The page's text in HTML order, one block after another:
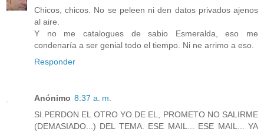
Chicos, chicos. No se peleen ni den datos privados ajenos
al aire.
Y no me catalogues de sabio Esmeralda, eso me
condenaría a ser genial todo el tiempo. Ni ne arrimo a eso.
Responder
Anónimo 8:37 a. m.
SI.PERDON EL OTRO YO DE EL, PROMETO NO SALIRME
(DEMASIADO...) DEL TEMA. ESE MAIL... ESE MAIL... YA